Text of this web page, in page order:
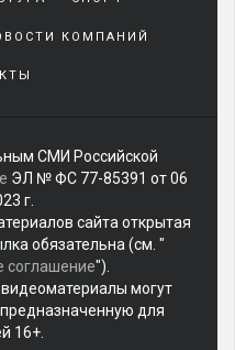
фото:Пресс-служба
17:11 13326